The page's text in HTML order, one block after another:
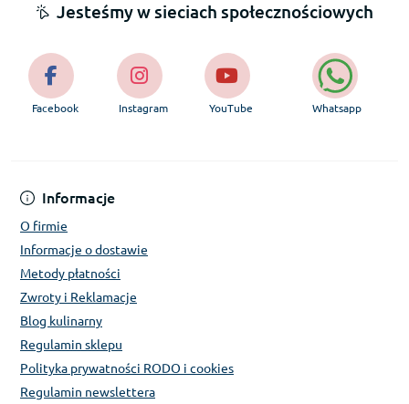
Informacje
O firmie
Informacje o dostawie
Metody płatności
Zwroty i Reklamacje
Blog kulinarny
Regulamin sklepu
Polityka prywatności RODO i cookies
Regulamin newslettera
Jesteśmy w sieciach społecznościowych
Facebook Instagram YouTube Whatsapp